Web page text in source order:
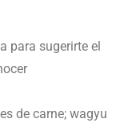
para sugerirte el
de carne; wagyu